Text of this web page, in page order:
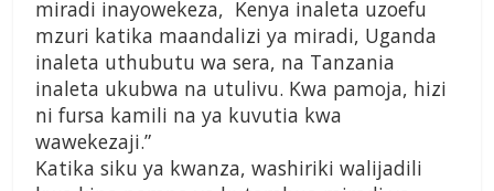
miradi inayowekeza, Kenya inaleta uzoefu
mzuri katika maandalizi ya miradi, Uganda
inaleta uthubutu wa sera, na Tanzania
inaleta ukubwa na utulivu. Kwa pamoja, hizi
ni fursa kamili na ya kuvutia kwa
wawekezaji.”
Katika siku ya kwanza, washiriki walijadili